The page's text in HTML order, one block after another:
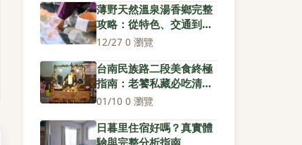
薄野天然溫泉湯香鄉完整
攻略：從特色、交通到親
身體驗一次看懂
12/27·0 瀏覽
台南民族路二段美食終極
指南：老饕私藏必吃清單
與隱藏版小吃
01/10·0 瀏覽
日暮里住宿好嗎？真實體
驗與完整分析指南